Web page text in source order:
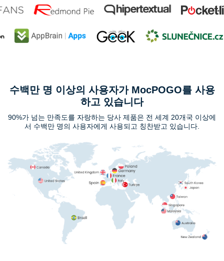
수백만 명 이상의 사용자가 MocPOGO를 사용
하고 있습니다
90%가 넘는 만족도를 자랑하는 당사 제품은 전 세계 20개국 이상에
서 수백만 명의 사용자에게 사용되고 칭찬받고 있습니다.